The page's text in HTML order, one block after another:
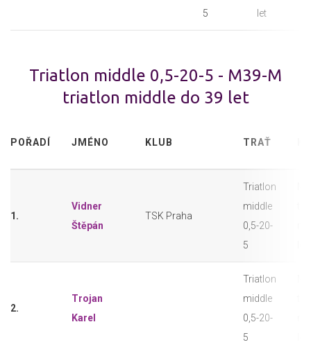
5
let
Triatlon middle 0,5-20-5 - M39-M
triatlon middle do 39 let
POŘADÍ JMÉNO KLUB TRAŤ
1.
Vidner
Štěpán
TSK Praha
Triatlon
middle
0,5-20-
5
2.
Trojan
Karel
Triatlon
middle
0,5-20-
5